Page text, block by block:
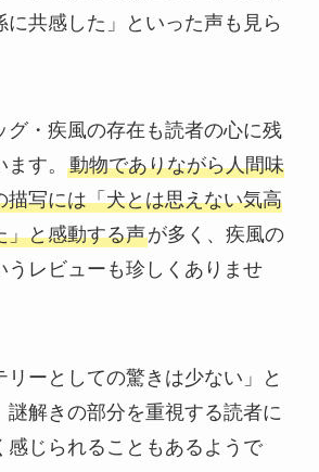
に共感した」といった声も見ら
グ・疾風の存在も読者の心に残
す。 動物でありながら人間味
描写には「犬とは思えない気高
」と感動する声が多く、疾風の
うレビューも珍しくありませ
ーとしての驚きは少ない」と
謎解きの部分を重視する読者に
感じられることもあるようで